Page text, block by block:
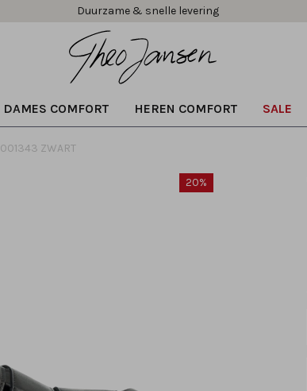
Duurzame & snelle levering
DAMES COMFORT HEREN COMFORT SALE
ZWART
20%